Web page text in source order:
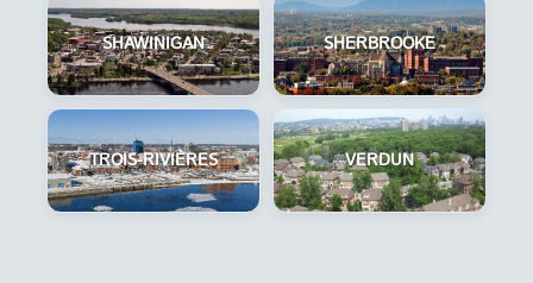
SHAWINIGAN SHERBROOKE
TROIS-RIVIÈRES VERDUN